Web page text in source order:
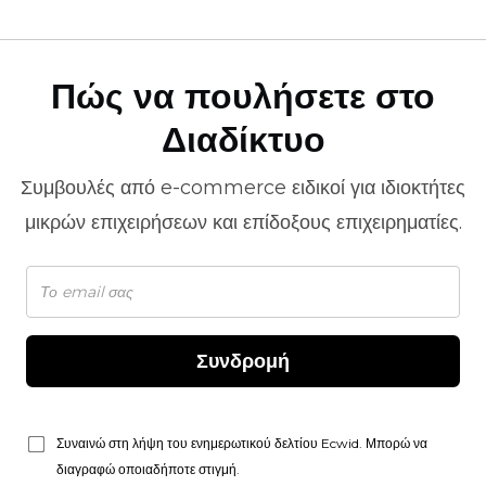
Πώς να πουλήσετε στο
Διαδίκτυο
Συμβουλές από e-commerce ειδικοί για ιδιοκτήτες
μικρών επιχειρήσεων και επίδοξους επιχειρηματίες.
Συνδρομή
Συναινώ στη λήψη του ενημερωτικού δελτίου Ecwid. Μπορώ να
διαγραφώ οποιαδήποτε στιγμή.